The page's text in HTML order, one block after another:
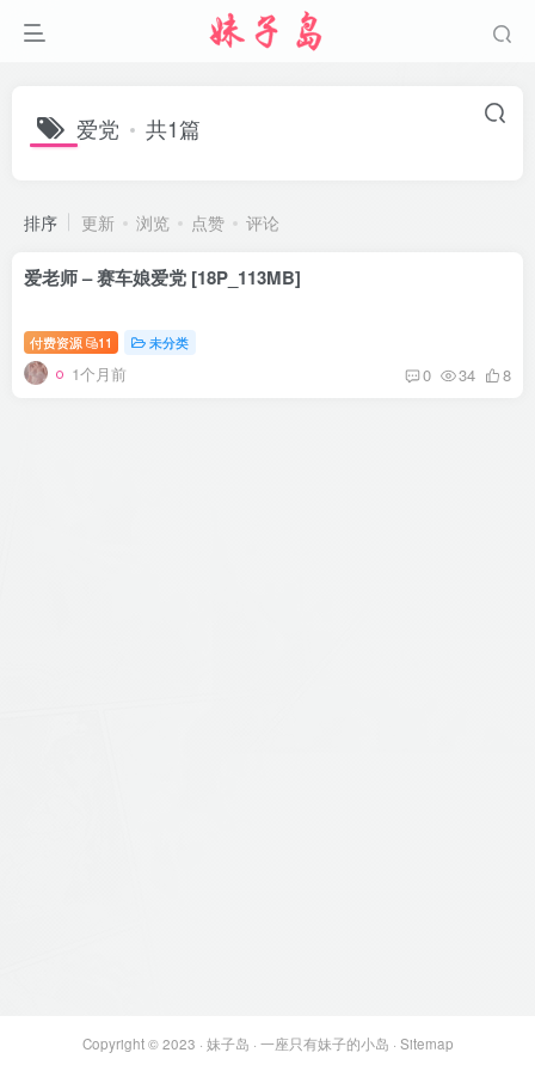
爱党 共1篇
排序 更新 浏览 点赞 评论
爱老师 – 赛车娘爱党 [18P_113MB]
付费资源 11 未分类
1个月前 0 34 8
Copyright © 2023 · 妹子岛 · 一座只有妹子的小岛 · Sitemap